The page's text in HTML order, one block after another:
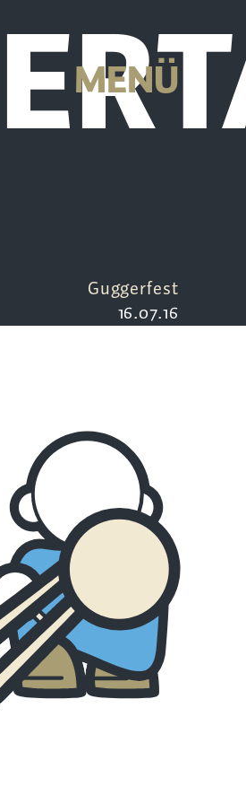
MENÜ
Guggerfest
16.07.16